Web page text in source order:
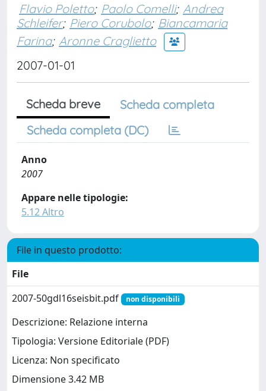
Flavio Poletto; Paolo Comelli; Andrea
Schleifer; Piero Corubolo; Biancamaria
Farina; Aronne Craglietto
2007-01-01
Scheda breve
Scheda completa
Scheda completa (DC)
Anno
2007
Appare nelle tipologie:
5.12 Altro
File in questo prodotto:
File
2007-50gdl16seisbit.pdf
non disponibili
Descrizione: Relazione interna
Tipologia: Versione Editoriale (PDF)
Licenza: Non specificato
Dimensione 3.42 MB